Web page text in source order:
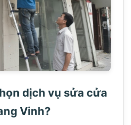
dịch vụ sửa cửa
Vinh?